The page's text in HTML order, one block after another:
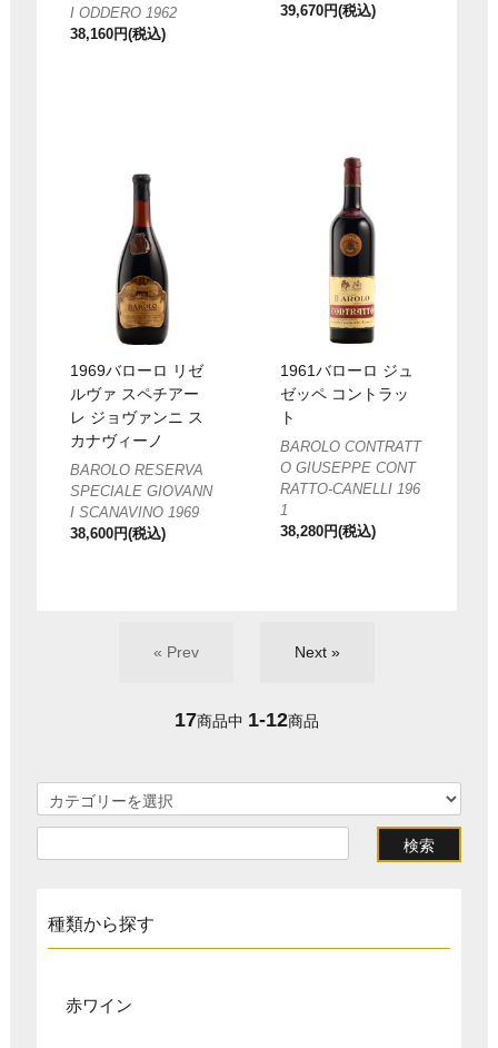
I ODDERO 1962
38,160円(税込)
39,670円(税込)
1969バローロ リゼ
ルヴァ スペチアー
レ ジョヴァンニ ス
カナヴィーノ
BAROLO RESERVA
SPECIALE GIOVANN
I SCANAVINO 1969
38,600円(税込)
1961バローロ ジュ
ゼッペ コントラッ
ト
BAROLO CONTRATT
O GIUSEPPE CONT
RATTO-CANELLI 196
1
38,280円(税込)
« Prev Next »
17商品中 1-12商品
種類から探す
赤ワイン